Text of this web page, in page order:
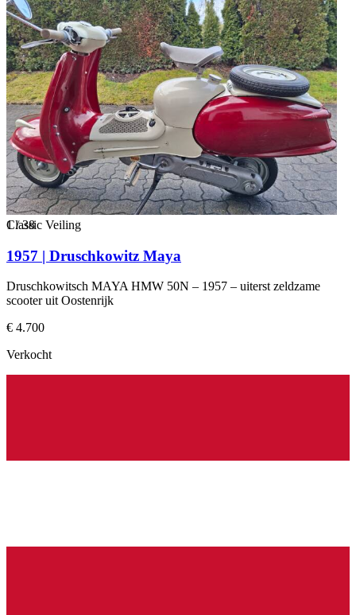
1/38
Classic Veiling
1957 | Druschkowitz Maya
Druschkowitsch MAYA HMW 50N – 1957 – uiterst zeldzame
scooter uit Oostenrijk
€ 4.700
Verkocht